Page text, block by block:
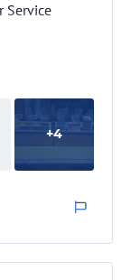
Service
fehlte an
+4